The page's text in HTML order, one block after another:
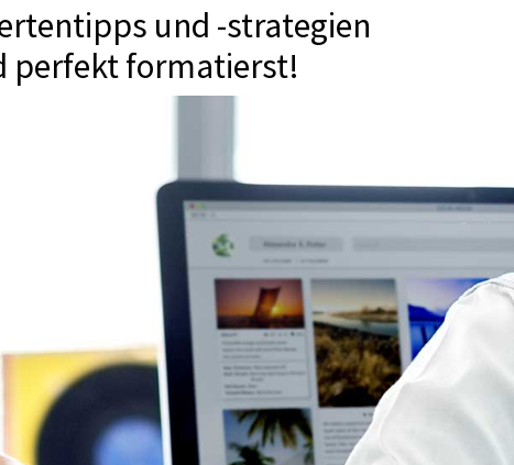
und -strategien
perfekt formatierst!